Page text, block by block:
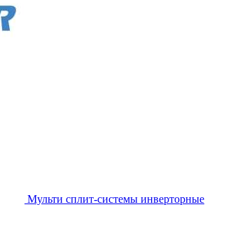
Мульти сплит-системы инверторные